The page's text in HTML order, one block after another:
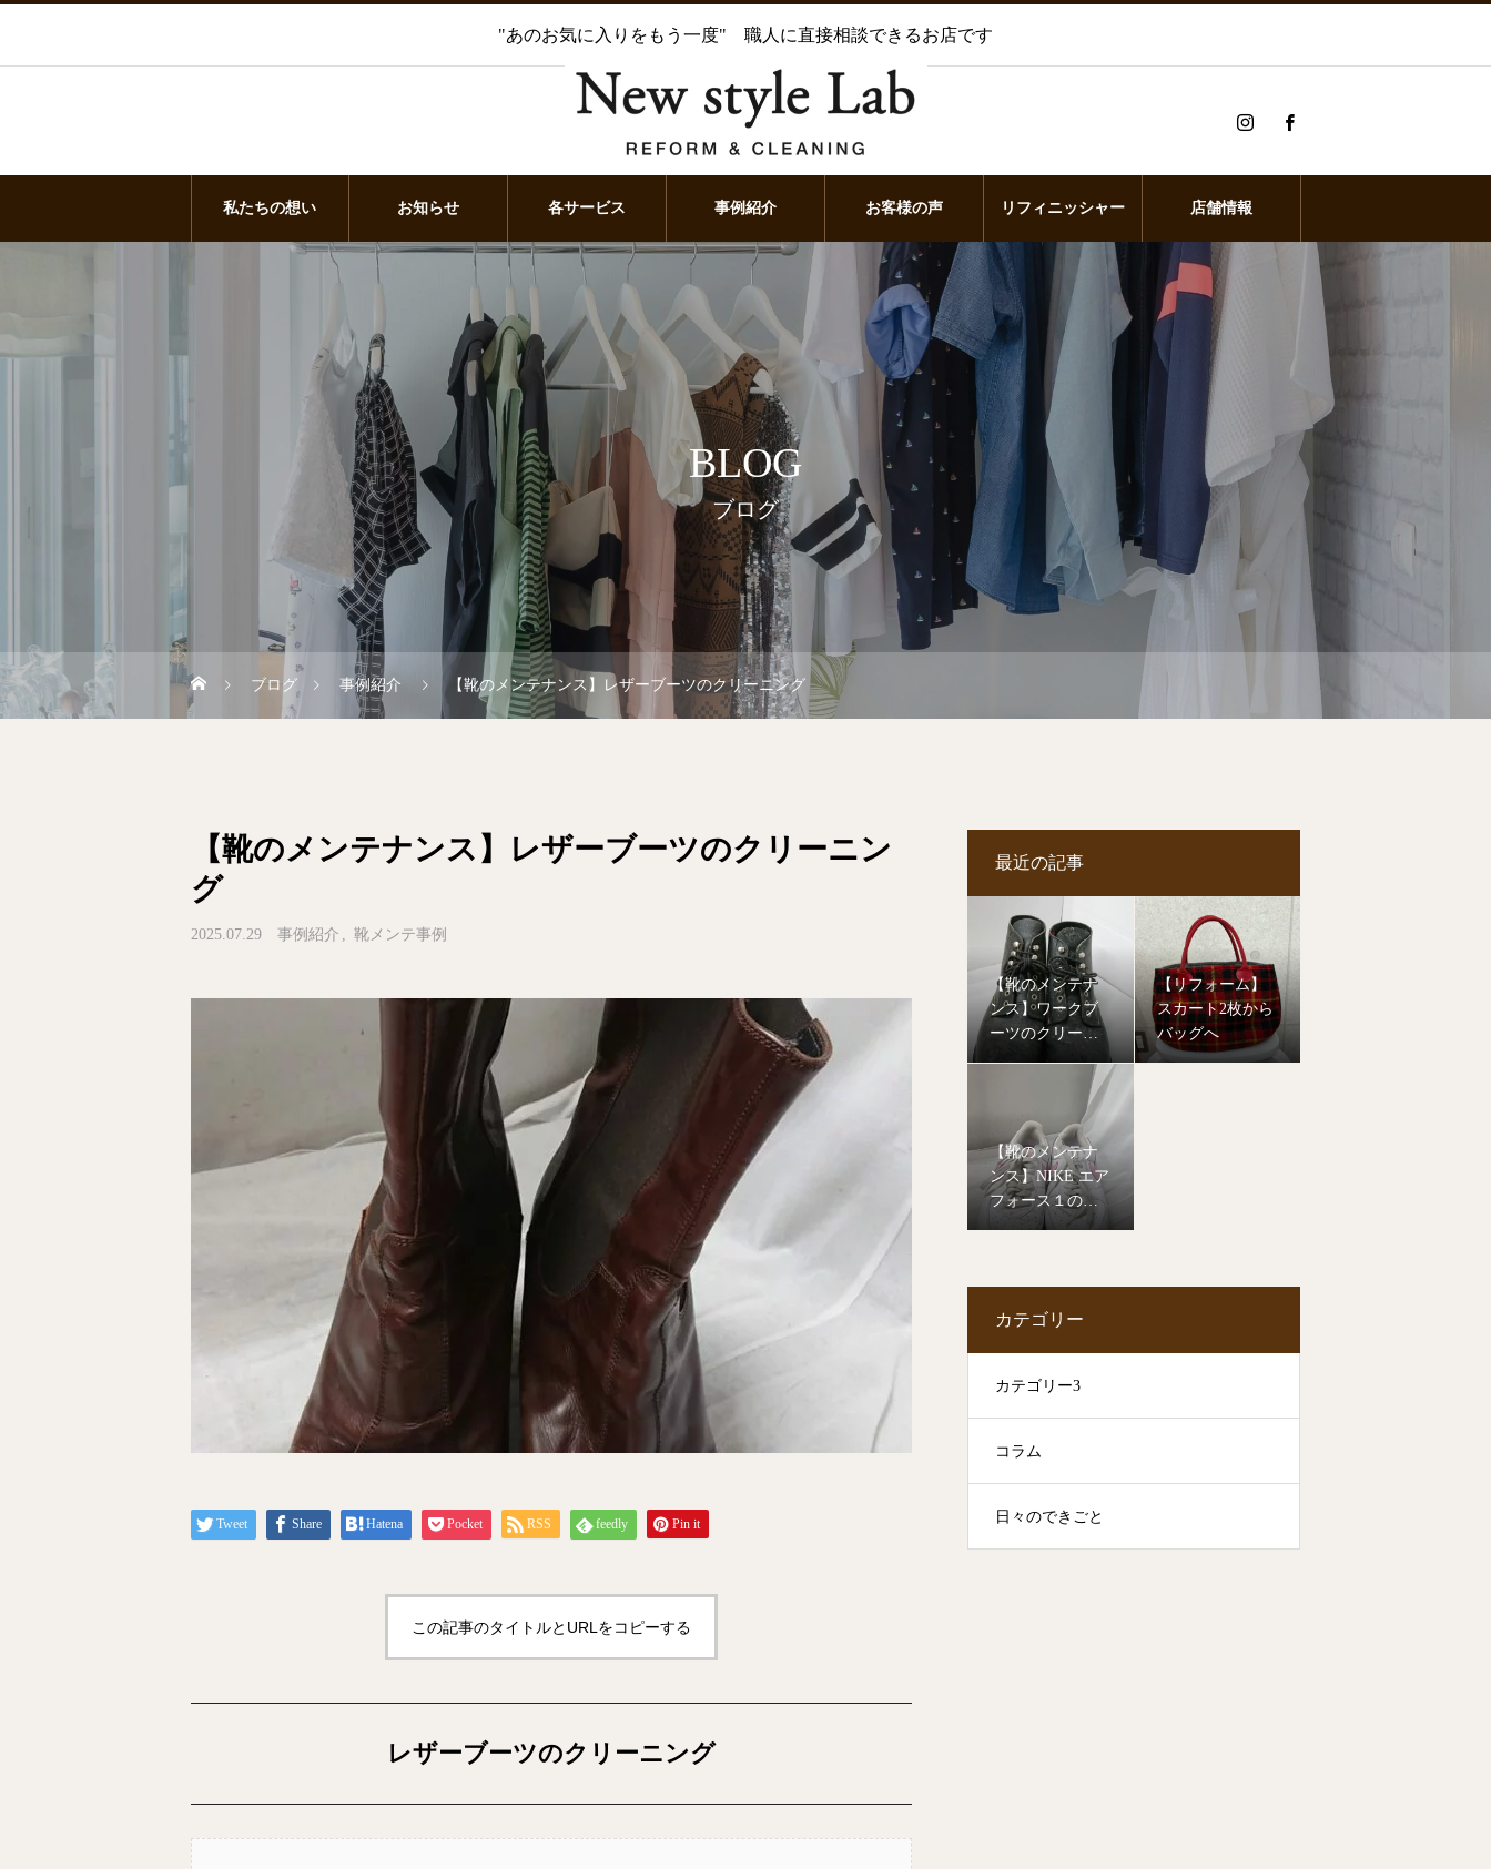
"あのお気に入りをもう一度" 職人に直接相談できるお店です
私たちの想い お知らせ 各サービス 事例紹介 お客様の声 リフィニッシャー 店舗情報
BLOG
ブログ
ブログ 事例紹介 【靴のメンテナンス】レザーブーツのクリーニング
【靴のメンテナンス】レザーブーツのクリーニン
グ
2025.07.29 事例紹介 靴メンテ事例
Tweet Share Hatena Pocket RSS feedly Pin it
この記事のタイトルとURLをコピーする
レザーブーツのクリーニング
最近の記事
【靴のメンテナ
ンス】ワークブ
ーツのクリーニ
【リフォーム】
スカート2枚から
バッグへ
【靴のメンテナ
ンス】NIKE エア
フォース１のク
リーニング
カテゴリー
カテゴリー3
コラム
日々のできごと